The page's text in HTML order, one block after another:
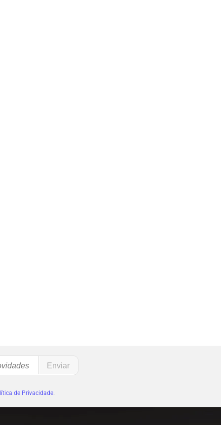
de Privacidade.